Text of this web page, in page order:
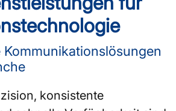
konsistente